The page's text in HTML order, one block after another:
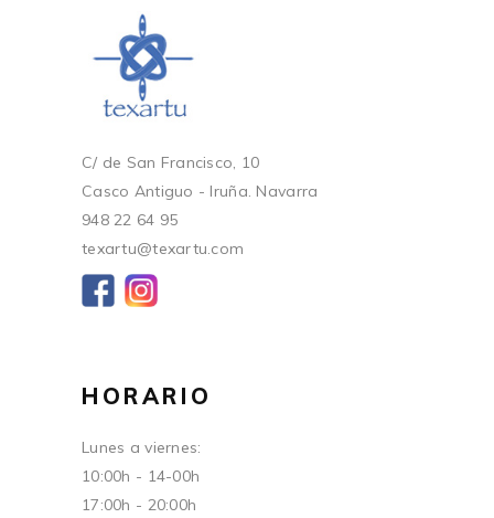
C/ de San Francisco, 10
Casco Antiguo - Iruña. Navarra
948 22 64 95
texartu@texartu.com
HORARIO
Lunes a viernes:
10:00h - 14-00h
17:00h - 20:00h